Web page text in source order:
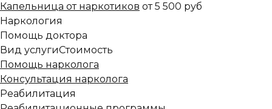
Капельница от наркотиков от 5 500 руб
Наркология
Помощь доктора
Вид услугиСтоимость
Помощь нарколога
Консультация нарколога
Реабилитация